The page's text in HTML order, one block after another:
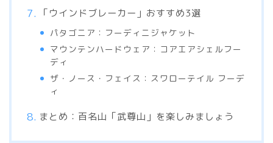
「ウインドブレーカー」おすすめ3選
パタゴニア：フーディニジャケット
マウンテンハードウェア：コアエアシェルフー
ディ
ザ・ノース・フェイス：スワローテイル フーデ
ィ
まとめ：百名山「武尊山」を楽しみましょう